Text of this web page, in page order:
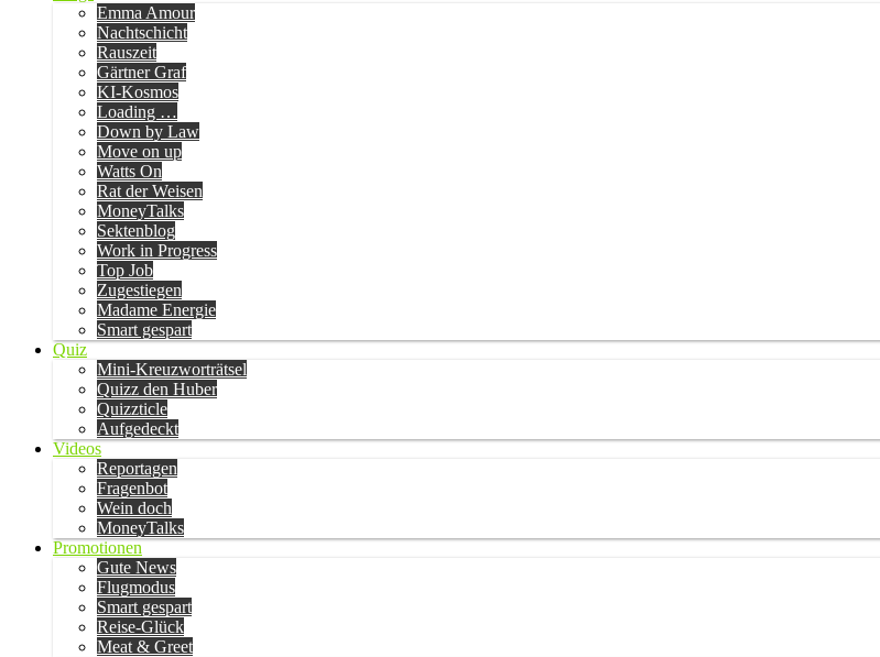
Emma Amour
Nachtschicht
Rauszeit
Gärtner Graf
KI-Kosmos
Loading …
Down by Law
Move on up
Watts On
Rat der Weisen
MoneyTalks
Sektenblog
Work in Progress
Top Job
Zugestiegen
Madame Energie
Smart gespart
Quiz
Mini-Kreuzworträtsel
Quizz den Huber
Quizzticle
Aufgedeckt
Videos
Reportagen
Fragenbot
Wein doch
MoneyTalks
Promotionen
Gute News
Flugmodus
Smart gespart
Reise-Glück
Meat & Greet